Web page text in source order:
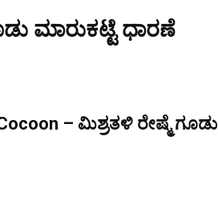
ಮಾರುಕಟ್ಟೆ ಧಾರಣೆ
– ಮಿಶ್ರತಳಿ ರೇಷ್ಮೆ ಗೂಡು